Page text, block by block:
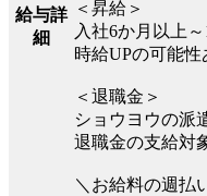
給与詳
細
＜昇給＞
入社6か月以上
時給UPの可能性
＜退職金＞
ショウヨウの派
退職金の支給対
＼お給料の週払